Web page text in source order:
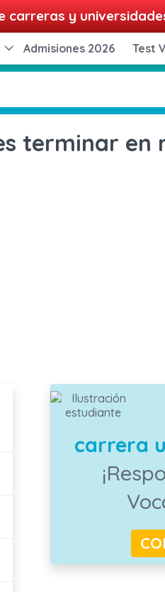
carreras y
Admisiones 2026 Test
terminar en
carrera